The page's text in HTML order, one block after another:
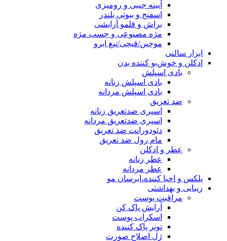
آیینه جیبی و رومیزی
اسفنج و بیوتی بلندر
براش و قلمو آرایشی
مژه مصنوعی و چسب مژه
موچین/قیچی/تیغ ابرو
ابزار سالنی
ادکلن و خوش‌بو کننده بدن
بادی اسپلش
بادی اسپلش زنانه
بادی اسپلش مردانه
ضد تعریق
اسپری ضدتعریق زنانه
اسپری ضدتعریق مردانه
دئودورانت ضد تعریق
مام رول ضد تعریق
عطر و ادکلن
عطر زنانه
عطر مردانه
پلکس و احیا کننده،ابرسان مو
زیبایی و بهداشتی
مراقبت پوست
آرایش پاک کن
اسکراب پوست
تونر پاک کننده
ژل اصلاح صورت